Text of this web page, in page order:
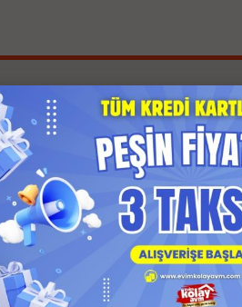
İlgili Ürünler
Anında Kargo
Ücretsiz Kargo
Kapıda Ödeme